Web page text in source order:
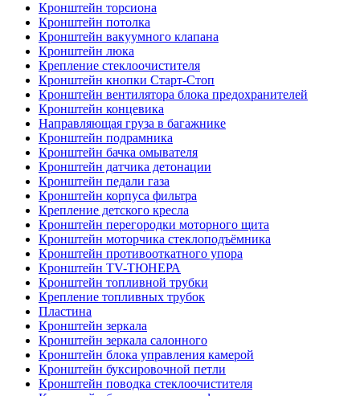
Кронштейн торсиона
Кронштейн потолка
Кронштейн вакуумного клапана
Кронштейн люка
Крепление стеклоочистителя
Кронштейн кнопки Старт-Стоп
Кронштейн вентилятора блока предохранителей
Кронштейн концевика
Направляющая груза в багажнике
Кронштейн подрамника
Кронштейн бачка омывателя
Кронштейн датчика детонации
Кронштейн педали газа
Кронштейн корпуса фильтра
Крепление детского кресла
Кронштейн перегородки моторного щита
Кронштейн моторчика стеклоподъёмника
Кронштейн противооткатного упора
Кронштейн TV-ТЮНЕРА
Кронштейн топливной трубки
Крепление топливных трубок
Пластина
Кронштейн зеркала
Кронштейн зеркала салонного
Кронштейн блока управления камерой
Кронштейн буксировочной петли
Кронштейн поводка стеклоочистителя